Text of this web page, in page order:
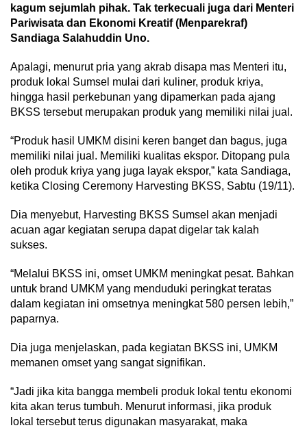
kagum sejumlah pihak. Tak terkecuali juga dari Menteri
Pariwisata dan Ekonomi Kreatif (Menparekraf)
Sandiaga Salahuddin Uno.
Apalagi, menurut pria yang akrab disapa mas Menteri itu,
produk lokal Sumsel mulai dari kuliner, produk kriya,
hingga hasil perkebunan yang dipamerkan pada ajang
BKSS tersebut merupakan produk yang memiliki nilai jual.
“Produk hasil UMKM disini keren banget dan bagus, juga
memiliki nilai jual. Memiliki kualitas ekspor. Ditopang pula
oleh produk kriya yang juga layak ekspor,” kata Sandiaga,
ketika Closing Ceremony Harvesting BKSS, Sabtu (19/11).
Dia menyebut, Harvesting BKSS Sumsel akan menjadi
acuan agar kegiatan serupa dapat digelar tak kalah
sukses.
“Melalui BKSS ini, omset UMKM meningkat pesat. Bahkan
untuk brand UMKM yang menduduki peringkat teratas
dalam kegiatan ini omsetnya meningkat 580 persen lebih,”
paparnya.
Dia juga menjelaskan, pada kegiatan BKSS ini, UMKM
memanen omset yang sangat signifikan.
“Jadi jika kita bangga membeli produk lokal tentu ekonomi
kita akan terus tumbuh. Menurut informasi, jika produk
lokal tersebut terus digunakan masyarakat, maka